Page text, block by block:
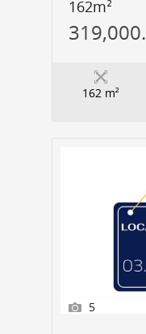
162m²
162 m²
5